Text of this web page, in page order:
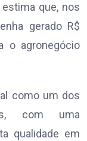
que, nos
gerado R$
o agronegócio
como um dos
com uma
qualidade em